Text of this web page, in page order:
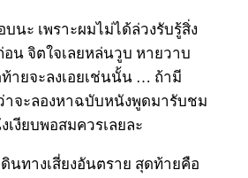
นะ เพราะผมไม่ได้ล่วงรับรู้สิ่ง
น จิตใจเลยหล่นวูบ หายวาบ
ายจะลงเอยเช่นนั้น … ถ้ามี
าจะลองหาฉบับหนังพูดมารับชม
งียบพอสมควรเลยละ
ดินทางเสี่ยงอันตราย สุดท้ายคือ